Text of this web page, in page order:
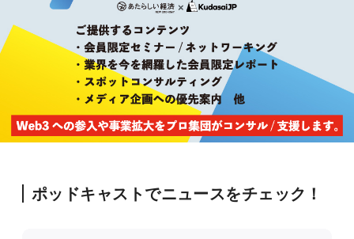
ポッドキャストでニュースをチェック！